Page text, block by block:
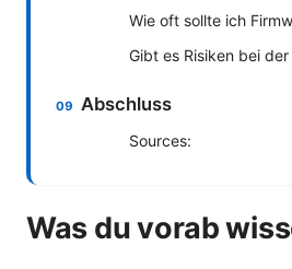
Wie oft sollte ich
Gibt es Risiken bei
Abschluss
Sources:
Was du vorab